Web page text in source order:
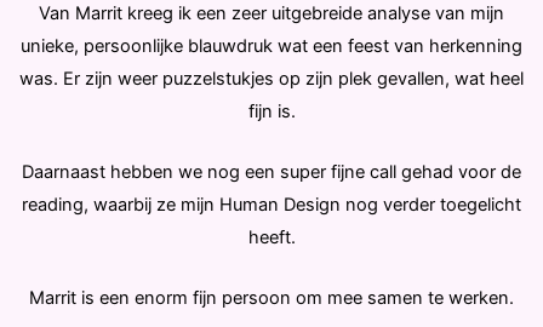
Van Marrit kreeg ik een zeer uitgebreide analyse van mijn
unieke, persoonlijke blauwdruk wat een feest van herkenning
was. Er zijn weer puzzelstukjes op zijn plek gevallen, wat heel
fijn is.
Daarnaast hebben we nog een super fijne call gehad voor de
reading, waarbij ze mijn Human Design nog verder toegelicht
heeft.
Marrit is een enorm fijn persoon om mee samen te werken.